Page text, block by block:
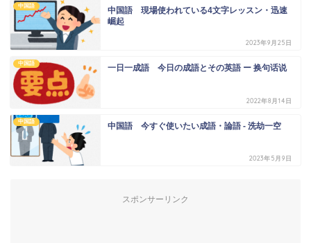
中国語
中国語 現場使われている4文字レッスン・迅速
崛起
2023年9月25日
中国語 一日一成語 今日の成語とその英語 ー 换句话说
2022年8月14日
中国語 中国語 今すぐ使いたい成語・論語 - 洗劫一空
2023年5月9日
スポンサーリンク